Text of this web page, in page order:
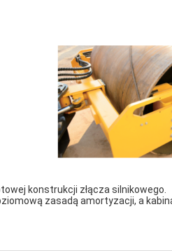
konstrukcji złącza silnikowego.
zasadą amortyzacji, a